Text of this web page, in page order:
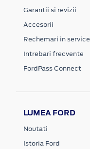
Garantii si revizii
Accesorii
Rechemari in service
Intrebari frecvente
FordPass Connect
LUMEA FORD
Noutati
Istoria Ford